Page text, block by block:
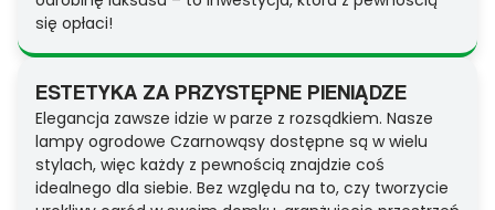
się opłaci!
ESTETYKA ZA PRZYSTĘPNE PIENIĄDZE
Elegancja zawsze idzie w parze z rozsądkiem. Nasze
lampy ogrodowe Czarnowąsy dostępne są w wielu
stylach, więc każdy z pewnością znajdzie coś
idealnego dla siebie. Bez względu na to, czy tworzycie